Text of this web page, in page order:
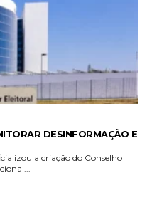
DESINFORMAÇÃO E
a criação do Conselho